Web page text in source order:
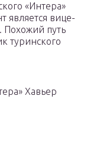
«Интера»
является вице-
Похожий путь
туринского
Хавьер